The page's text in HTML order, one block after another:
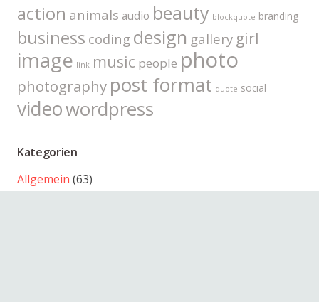
action animals audio beauty blockquote branding
business coding design gallery girl
image link music people photo
photography post format quote social
videowordpress
Kategorien
Allgemein (63)